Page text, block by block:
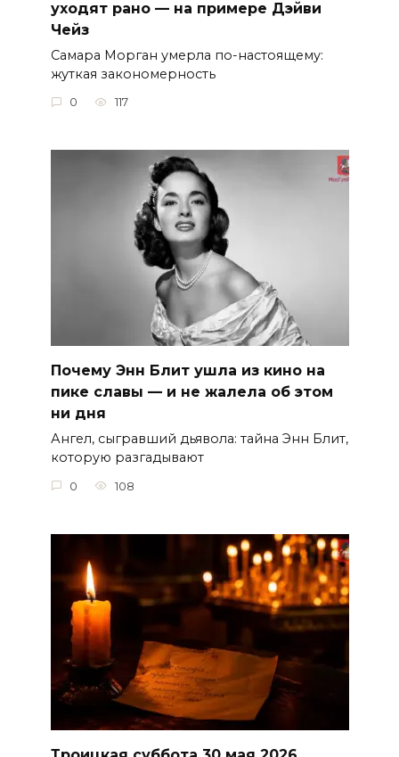
уходят рано — на примере Дэйви
Чейз
Самара Морган умерла по-настоящему:
жуткая закономерность
0 117
Почему Энн Блит ушла из кино на
пике славы — и не жалела об этом
ни дня
Ангел, сыгравший дьявола: тайна Энн Блит,
которую разгадывают
0 108